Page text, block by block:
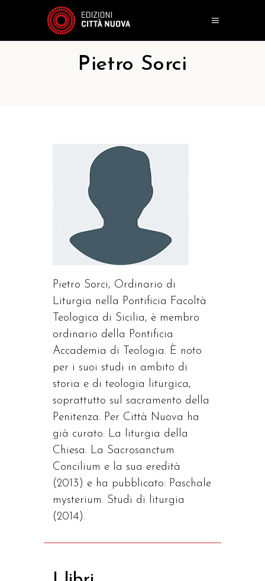
Pietro Sorci
Pietro Sorci, Ordinario di
Liturgia nella Pontificia Facoltà
Teologica di Sicilia, è membro
ordinario della Pontificia
Accademia di Teologia. È noto
per i suoi studi in ambito di
storia e di teologia liturgica,
soprattutto sul sacramento della
Penitenza. Per Città Nuova ha
già curato: La liturgia della
Chiesa. La Sacrosanctum
Concilium e la sua eredità
(2013) e ha pubblicato: Paschale
mysterium. Studi di liturgia
(2014).